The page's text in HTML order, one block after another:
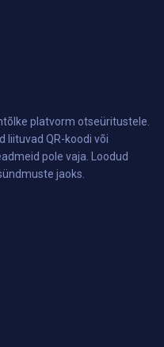
platvorm otseüritustele.
liituvad QR-koodi või
pole vaja. Loodud
jaoks.